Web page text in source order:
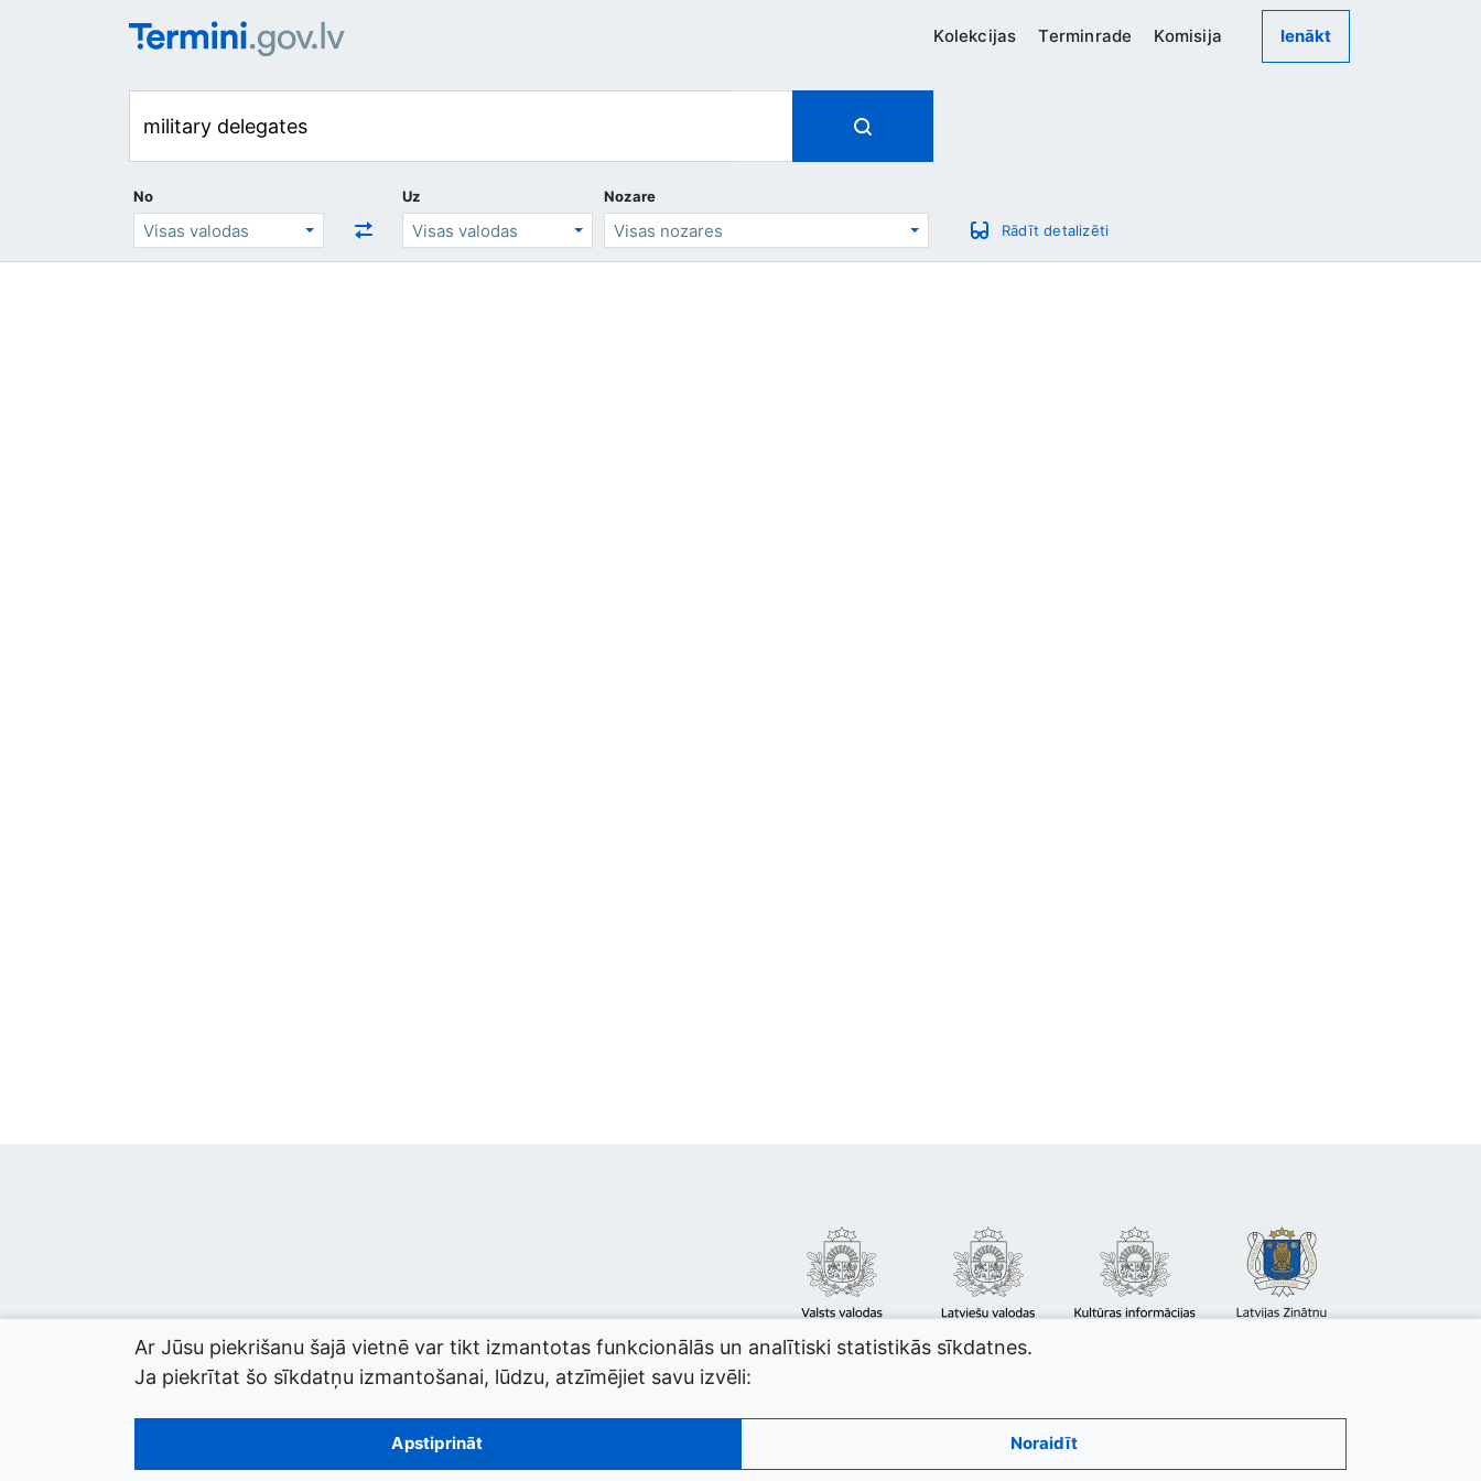
Kolekcijas Terminrade Komisija Ienākt
No Uz
Nozare
Rādīt detalizēti
© 2026 termini.gov.lv. Izstrādātājs:
Ar Jūsu piekrišanu šajā vietnē var tikt izmantotas funkcionālās un analītiski statistikās sīkdatnes.
Ja piekrītat šo sīkdatņu izmantošanai, lūdzu, atzīmējiet savu izvēli:
Apstiprināt Noraidīt